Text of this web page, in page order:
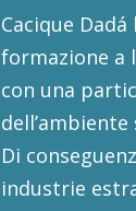
Cacique
formazione a
con una
Di
industrie